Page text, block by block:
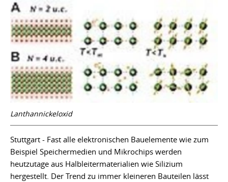
Lanthannickeloxid
Stuttgart - Fast alle elektronischen Bauelemente wie zum
Beispiel Speichermedien und Mikrochips werden
heutzutage aus Halbleitermaterialien wie Silizium
hergestellt. Der Trend zu immer kleineren Bauteilen lässt